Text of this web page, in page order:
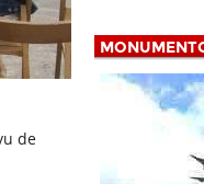
de